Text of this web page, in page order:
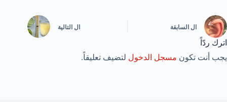
ال السابقة ال التالية
اترك ردّاً
يجب أنت تكون مسجل الدخول لتضيف تعليقاً.